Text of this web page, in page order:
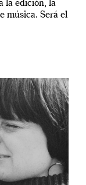
la edición, la
música. Será el